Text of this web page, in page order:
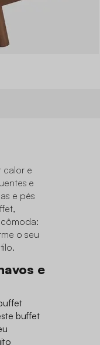
calor e
e
e pés
o seu
e
buffet